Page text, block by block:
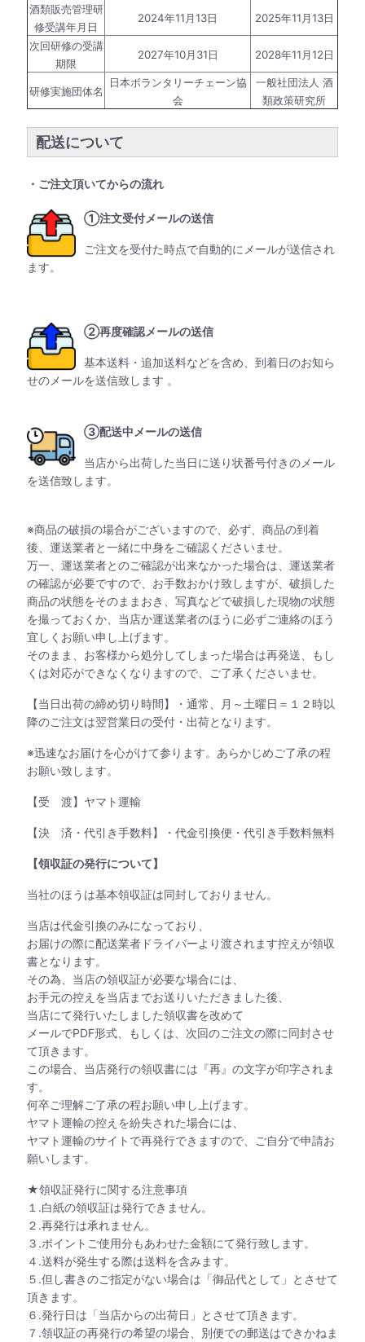
酒類販売管理研
修受講年月日
2024年11月13日 2025年11月13日
次回研修の受講
期限
2027年10月31日 2028年11月12日
研修実施団体名
日本ボランタリーチェーン協
会
一般社団法人 酒
類政策研究所
配送について
・ご注文頂いてからの流れ
①注文受付メールの送信
ご注文を受付た時点で自動的にメールが送信され
ます。
②再度確認メールの送信
基本送料・追加送料などを含め、到着日のお知ら
せのメールを送信致します 。
③配送中メールの送信
当店から出荷した当日に送り状番号付きのメール
を送信致します。
※商品の破損の場合がございますので、必ず、商品の到着
後、運送業者と一緒に中身をご確認くださいませ。
万一、運送業者とのご確認が出来なかった場合は、運送業者
の確認が必要ですので、お手数おかけ致しますが、破損した
商品の状態をそのままおき、写真などで破損した現物の状態
を撮っておくか、当店か運送業者のほうに必ずご連絡のほう
宜しくお願い申し上げます。
そのまま、お客様から処分してしまった場合は再発送、もし
くは対応ができなくなりますので、ご了承くださいませ。
【当日出荷の締め切り時間】・通常、月～土曜日＝１２時以
降のご注文は翌営業日の受付・出荷となります。
※迅速なお届けを心がけて参ります。あらかじめご了承の程
お願い致します。
【受 渡】ヤマト運輸
【決 済・代引き手数料】・代金引換便・代引き手数料無料
【領収証の発行について】
当社のほうは基本領収証は同封しておりません。
当店は代金引換のみになっており、
お届けの際に配送業者ドライバーより渡されます控えが領収
書となります。
その為、当店の領収証が必要な場合には、
お手元の控えを当店までお送りいただきました後、
当店にて発行いたしました領収書を改めて
メールでPDF形式、もしくは、次回のご注文の際に同封させ
て頂きます。
この場合、当店発行の領収書には『再』の文字が印字されま
す。
何卒ご理解ご了承の程お願い申し上げます。
ヤマト運輸の控えを紛失された場合には、
ヤマト運輸のサイトで再発行できますので、ご自分で申請お
願いします。
★領収証発行に関する注意事項
１.白紙の領収証は発行できません。
２.再発行は承れません。
３.ポイントご使用分もあわせた金額にて発行致します。
４.送料が発生する際は送料を含みます。
５.但し書きのご指定がない場合は「御品代として」とさせて
頂きます。
６.発行日は「当店からの出荷日」とさせて頂きます。
７.領収証の再発行の希望の場合、別便での郵送はできかねま